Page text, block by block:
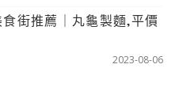
街推薦｜丸龜製麵,平價
2023-08-06